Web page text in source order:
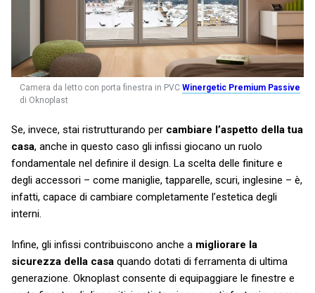
Camera da letto con porta finestra in PVC Winergetic Premium Passive
di Oknoplast
Se, invece, stai ristrutturando per cambiare l’aspetto della tua
casa, anche in questo caso gli infissi giocano un ruolo
fondamentale nel definire il design. La scelta delle finiture e
degli accessori – come maniglie, tapparelle, scuri, inglesine – è,
infatti, capace di cambiare completamente l’estetica degli
interni.
Infine, gli infissi contribuiscono anche a migliorare la
sicurezza della casa quando dotati di ferramenta di ultima
generazione. Oknoplast consente di equipaggiare le finestre e